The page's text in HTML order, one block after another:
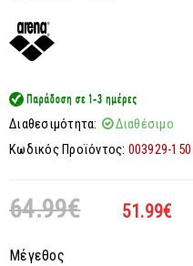
Διαθεσιμότητα:
Διαθέσιμο
Κωδικός Προϊόντος: 003929-150
64.99€ 51.99€
Μέγεθος